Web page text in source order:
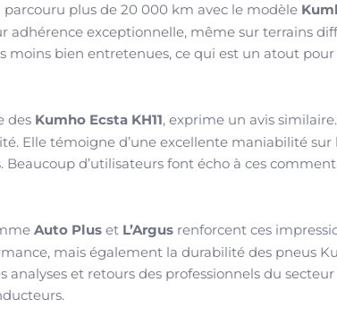
parcouru plus de 20 000 km avec le modèle
adhérence exceptionnelle, même sur terrains
moins bien entretenues, ce qui est un atout
des Kumho Ecsta KH11, exprime un avis
Elle témoigne d’une excellente maniabilité
d’utilisateurs font écho à ces
Auto Plus et L’Argus renforcent ces
mais également la durabilité des pneus
analyses et retours des professionnels du